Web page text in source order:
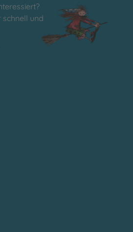
schnell und